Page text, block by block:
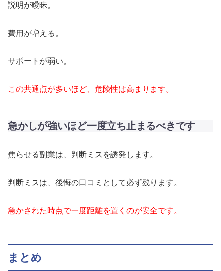
説明が曖昧。
費用が増える。
サポートが弱い。
この共通点が多いほど、危険性は高まります。
急かしが強いほど一度立ち止まるべきです
焦らせる副業は、判断ミスを誘発します。
判断ミスは、後悔の口コミとして必ず残ります。
急かされた時点で一度距離を置くのが安全です。
まとめ